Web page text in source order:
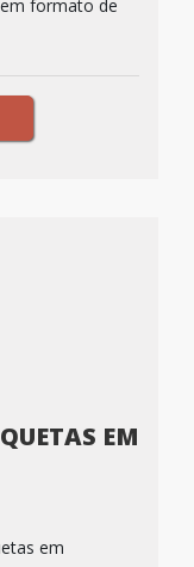
formato de
EM
em